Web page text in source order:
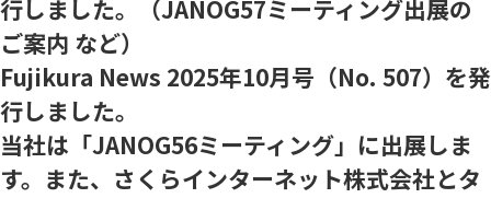
行しました。（JANOG57ミーティング出展の
ご案内 など）
Fujikura News 2025年10月号（No. 507）を発
行しました。
当社は「JANOG56ミーティング」に出展しま
す。また、さくらインターネット株式会社とタ